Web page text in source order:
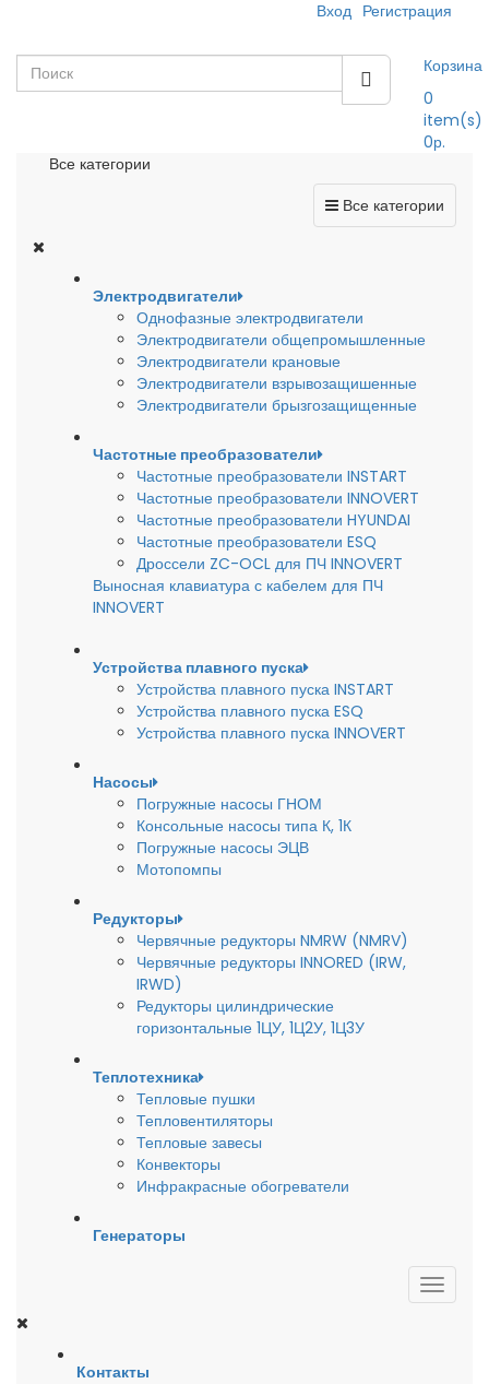
Вход Регистрация
Корзина
0
item(s)
0р.
Все категории
Все категории
Электродвигатели
Однофазные электродвигатели
Электродвигатели общепромышленные
Электродвигатели крановые
Электродвигатели взрывозащишенные
Электродвигатели брызгозащищенные
Частотные преобразователи
Частотные преобразователи INSTART
Частотные преобразователи INNOVERT
Частотные преобразователи HYUNDAI
Частотные преобразователи ESQ
Дроссели ZC-OCL для ПЧ INNOVERT
Выносная клавиатура с кабелем для ПЧ
INNOVERT
Устройства плавного пуска
Устройства плавного пуска INSTART
Устройства плавного пуска ESQ
Устройства плавного пуска INNOVERT
Насосы
Погружные насосы ГНОМ
Консольные насосы типа К, 1К
Погружные насосы ЭЦВ
Мотопомпы
Редукторы
Червячные редукторы NMRW (NMRV)
Червячные редукторы INNORED (IRW,
IRWD)
Редукторы цилиндрические
горизонтальные 1ЦУ, 1Ц2У, 1Ц3У
Теплотехника
Тепловые пушки
Тепловентиляторы
Тепловые завесы
Конвекторы
Инфракрасные обогреватели
Генераторы
Контакты